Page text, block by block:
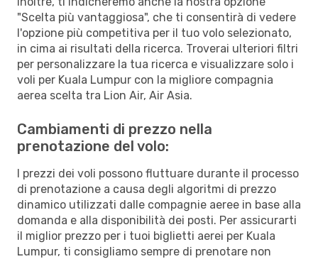
"Scelta più vantaggiosa", che ti consentirà di vedere
l'opzione più competitiva per il tuo volo selezionato,
in cima ai risultati della ricerca. Troverai ulteriori filtri
per personalizzare la tua ricerca e visualizzare solo i
voli per Kuala Lumpur con la migliore compagnia
aerea scelta tra Lion Air, Air Asia.
Cambiamenti di prezzo nella
prenotazione del volo:
I prezzi dei voli possono fluttuare durante il processo
di prenotazione a causa degli algoritmi di prezzo
dinamico utilizzati dalle compagnie aeree in base alla
domanda e alla disponibilità dei posti. Per assicurarti
il miglior prezzo per i tuoi biglietti aerei per Kuala
Lumpur, ti consigliamo sempre di prenotare non